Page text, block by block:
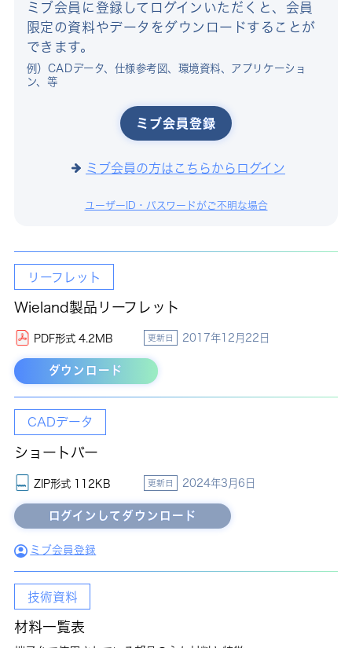
ミブ会員に登録してログインいただくと、会員
限定の資料やデータをダウンロードすることが
できます。
例）CADデータ、仕様参考図、環境資料、アプリケーショ
ン、等
ミブ会員登録
ミブ会員の方はこちらからログイン
ユーザーID・パスワードがご不明な場合
リーフレット
Wieland製品リーフレット
PDF形式 4.2MB 更新日 2017年12月22日
ダウンロード
CADデータ
ショートバー
ZIP形式 112KB 更新日 2024年3月6日
ミブ会員登録
技術資料
材料一覧表